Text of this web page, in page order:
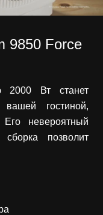
9850 Force
2000 Вт станет
гостиной,
невероятный
позволит